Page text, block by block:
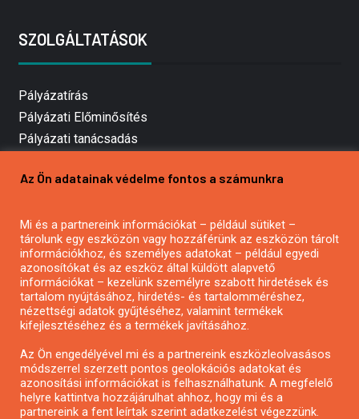
SZOLGÁLTATÁSOK
Pályázatírás
Pályázati Előminősítés
Pályázati tanácsadás
Mezőgazdasági pályázatírás
Pályázatírás civil szervezeteknek
Pályázatírás önkormányzatoknak
Pályázatfigyelés
Specifikus pályázatfigyelés vagy hírlevél
Pályázatok magánszemélyeknek
Az Ön adatainak védelme fontos a számunkra
Mi és a partnereink információkat – például sütiket –
tárolunk egy eszközön vagy hozzáférünk az eszközön tárolt
információkhoz, és személyes adatokat – például egyedi
azonosítókat és az eszköz által küldött alapvető
információkat – kezelünk személyre szabott hirdetések és
tartalom nyújtásához, hirdetés- és tartalomméréshez,
nézettségi adatok gyűjtéséhez, valamint termékek
kifejlesztéséhez és a termékek javításához.
Az Ön engedélyével mi és a partnereink eszközleolvasásos
módszerrel szerzett pontos geolokációs adatokat és
azonosítási információkat is felhasználhatunk. A megfelelő
helyre kattintva hozzájárulhat ahhoz, hogy mi és a
partnereink a fent leírtak szerint adatkezelést végezzünk.